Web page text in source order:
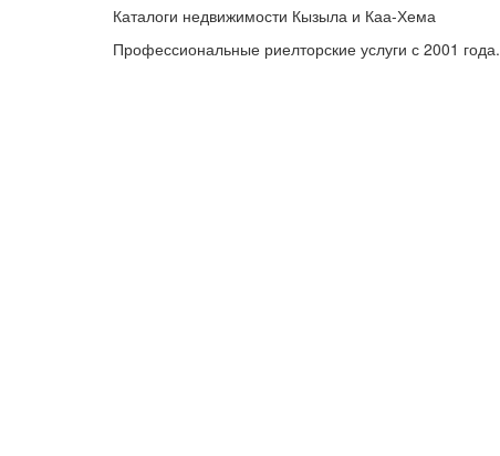
риелторская
Каталоги недвижимости Кызыла и Каа-Хема
Профессиональные риелторские услуги с 2001 года.